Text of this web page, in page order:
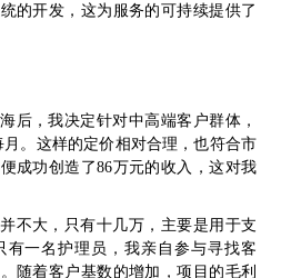
的开发，这为服务的可持续提供了
后，我决定针对中高端客户群体，
。这样的定价相对合理，也符合市
成功创造了86万元的收入，这对我
不大，只有十几万，主要是用于支
一名护理员，我亲自参与寻找客
随着客户基数的增加，项目的毛利